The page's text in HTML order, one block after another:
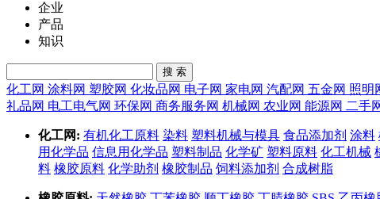
企业
产品
知识
搜 索
化工网 涂料网 塑胶网 化妆品网 电子网 家电网 汽配网 五金网 照明
礼品网 电工电气网 环保网 商务服务网 机械网 农业网 能源网 二手
化工网: 有机化工原料 染料 塑料机械与模具 食品添加剂 涂料
用化学品 信息用化学品 塑料制品 化学矿 塑料原料 化工机械
料 橡胶原料 化学助剂 橡胶制品 饲料添加剂 合成树脂